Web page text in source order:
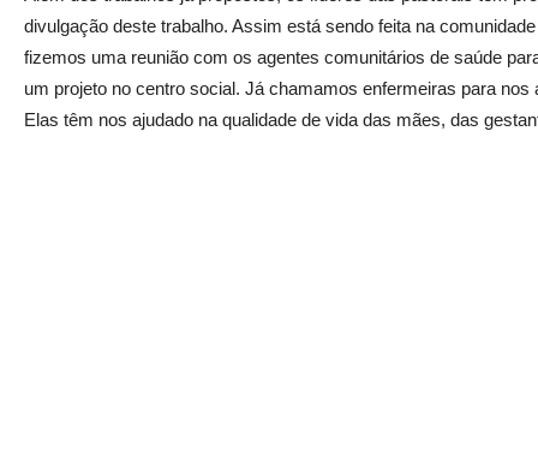
divulgação deste trabalho. Assim está sendo feita na
fizemos uma reunião com os agentes comunitários de saúde
um projeto no centro social. Já chamamos enfermeiras para
Elas têm nos ajudado na qualidade de vida das mães, das